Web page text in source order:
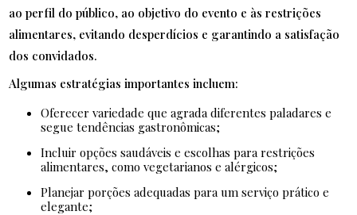
ao perfil do público, ao objetivo do evento e às restrições
alimentares, evitando desperdícios e garantindo a satisfação
dos convidados.
Algumas estratégias importantes incluem:
Oferecer variedade que agrada diferentes paladares e
segue tendências gastronômicas;
Incluir opções saudáveis e escolhas para restrições
alimentares, como vegetarianos e alérgicos;
Planejar porções adequadas para um serviço prático e
elegante;